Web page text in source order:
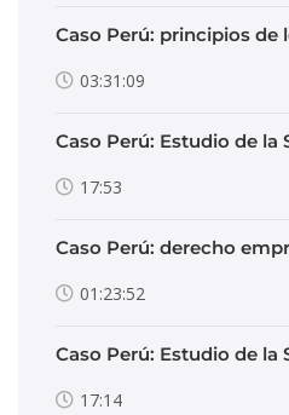
Caso Perú: principios de
03:31:09
Caso Perú: Estudio de la
17:53
Caso Perú: derecho
01:23:52
Caso Perú: Estudio de la
17:14